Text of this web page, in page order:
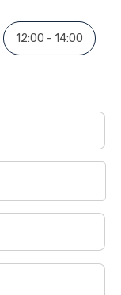
12:00 - 14:00